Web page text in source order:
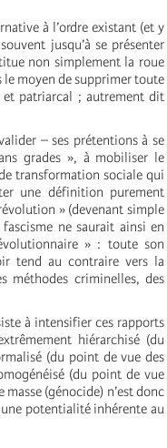
à l’ordre existant (et y
jusqu’à se présenter
non simplement la roue
le moyen de supprimer toute
patriarcal ; autrement dit
– ses prétentions à se
grades », à mobiliser le
transformation sociale qui
une définition purement
» (devenant simple
ne saurait ainsi en
» : toute son
tend au contraire vers la
méthodes criminelles, des
à intensifier ces rapports
hiérarchisé (du
(du point de vue des
(du point de vue
(génocide) n’est donc
potentialité inhérente au